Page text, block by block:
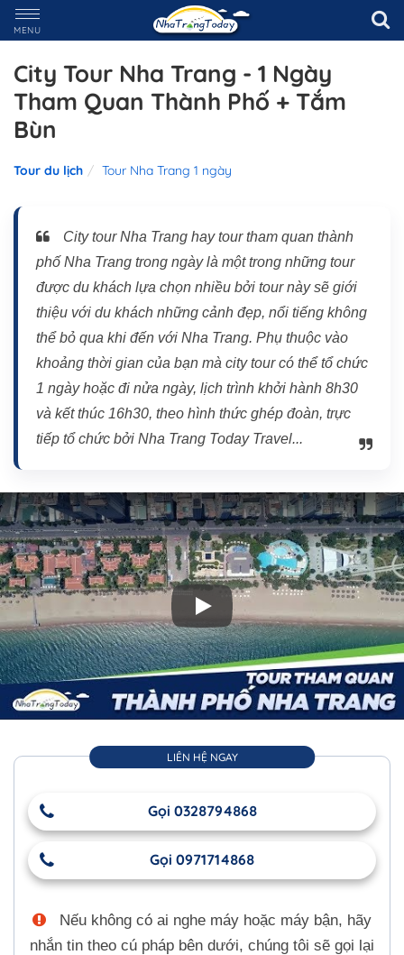
MENU
City Tour Nha Trang - 1 Ngày
Tham Quan Thành Phố + Tắm
Bùn
Tour du lịch Tour Nha Trang 1 ngày
City tour Nha Trang hay tour tham quan thành
phố Nha Trang trong ngày là một trong những tour
được du khách lựa chọn nhiều bởi tour này sẽ giới
thiệu với du khách những cảnh đẹp, nổi tiếng không
thể bỏ qua khi đến với Nha Trang. Phụ thuộc vào
khoảng thời gian của bạn mà city tour có thể tổ chức
1 ngày hoặc đi nửa ngày, lịch trình khởi hành 8h30
và kết thúc 16h30, theo hình thức ghép đoàn, trực
tiếp tổ chức bởi Nha Trang Today Travel...
Play: City tour Nha Trang - 1
LIÊN HỆ NGAY
Gọi 0328794868
Gọi 0971714868
Nếu không có ai nghe máy hoặc máy bận, hãy
nhắn tin theo cú pháp bên dưới, chúng tôi sẽ gọi lại